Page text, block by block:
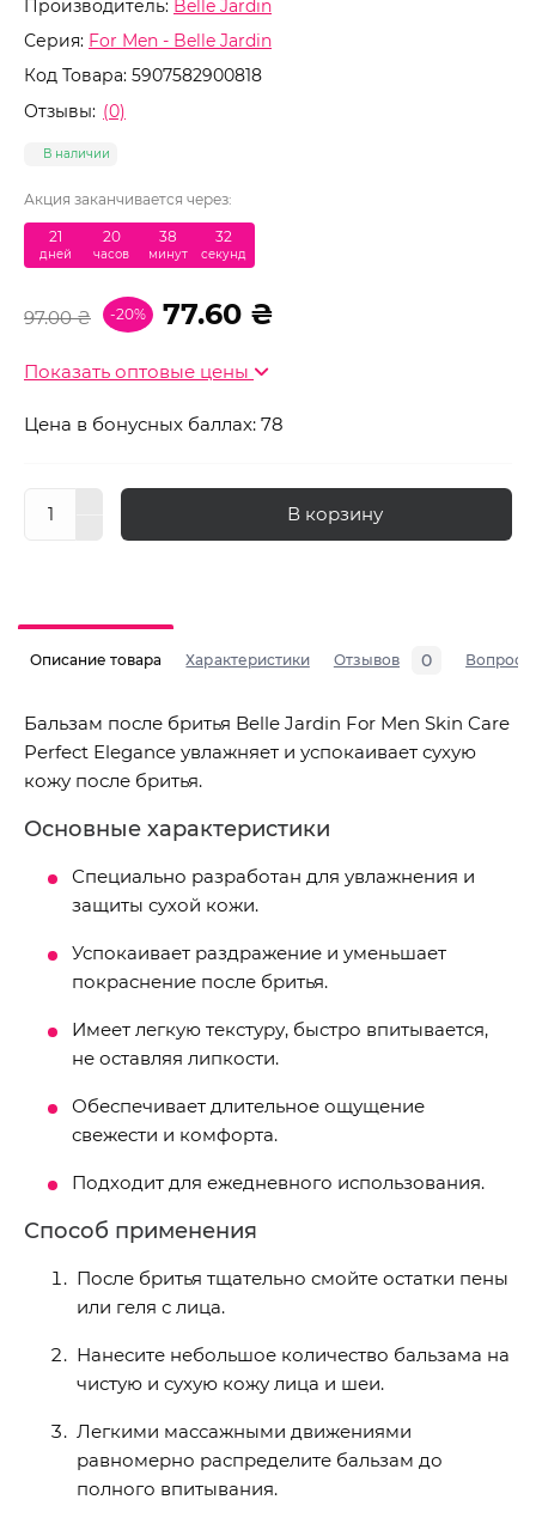
Производитель: Belle Jardin
Серия: For Men - Belle Jardin
Код Товара: 5907582900818
Отзывы: (0)
В наличии
Акция заканчивается через:
21
дней
20
часов
38
минут
31
секунд
97.00 ₴ -20% 77.60 ₴
Показать оптовые цены
Цена в бонусных баллах: 78
В корзину
Описание товара Характеристики Отзывов 0 Вопросы
Бальзам после бритья Belle Jardin For Men Skin Care
Perfect Elegance увлажняет и успокаивает сухую
кожу после бритья.
Основные характеристики
Специально разработан для увлажнения и
защиты сухой кожи.
Успокаивает раздражение и уменьшает
покраснение после бритья.
Имеет легкую текстуру, быстро впитывается,
не оставляя липкости.
Обеспечивает длительное ощущение
свежести и комфорта.
Подходит для ежедневного использования.
Способ применения
После бритья тщательно смойте остатки пены
или геля с лица.
Нанесите небольшое количество бальзама на
чистую и сухую кожу лица и шеи.
Легкими массажными движениями
равномерно распределите бальзам до
полного впитывания.